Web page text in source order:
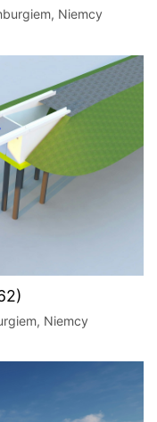
Niemcy
Niemcy